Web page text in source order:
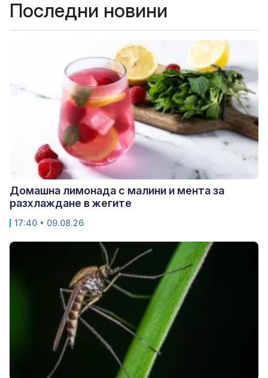
Последни новини
Домашна лимонада с малини и мента за
разхлаждане в жегите
17:40 • 09.08.26